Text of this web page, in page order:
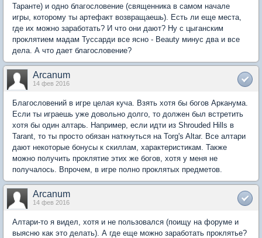
Таранте) и одно благословение (священника в самом начале
игры, которому ты артефакт возвращаешь). Есть ли еще места,
где их можно заработать? И что они дают? Ну с цыганским
проклятием мадам Туссарди все ясно - Beauty минус два и все
дела. А что дает благословение?
Arcanum
14 фев 2016
Благословений в игре целая куча. Взять хотя бы богов Арканума.
Если ты играешь уже довольно долго, то должен был встретить
хотя бы один алтарь. Например, если идти из Shrouded Hills в
Tarant, то ты просто обязан наткнуться на Torg's Altar. Все алтари
дают некоторые бонусы к скиллам, характеристикам. Также
можно получить проклятие этих же богов, хотя у меня не
получалось. Впрочем, в игре полно проклятых предметов.
Arcanum
14 фев 2016
Алтари-то я видел, хотя и не пользовался (поищу на форуме и
выясню как это делать). А где еще можно заработать проклятье?